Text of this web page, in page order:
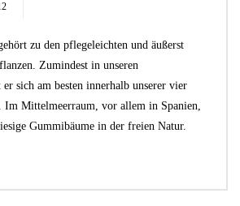
zu den pflegeleichten und äußerst
Zumindest in unseren
er sich am besten innerhalb unserer vier
Im Mittelmeerraum, vor allem in Spanien,
Gummibäume in der freien Natur.